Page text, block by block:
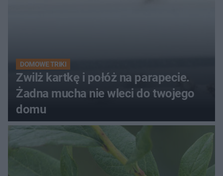
DOMOWE TRIKI
Zwilż kartkę i połóż na parapecie.
Żadna mucha nie wleci do twojego
domu